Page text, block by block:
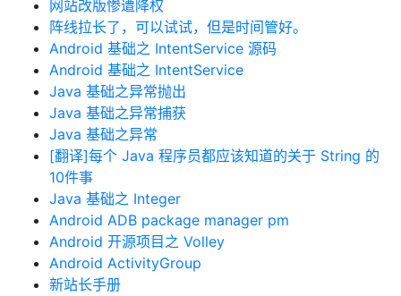
网站改版惨遭降权
阵线拉长了，可以试试，但是时间管好。
Android 基础之 IntentService 源码
Android 基础之 IntentService
Java 基础之异常抛出
Java 基础之异常捕获
Java 基础之异常
[翻译]每个 Java 程序员都应该知道的关于 String 的
10件事
Java 基础之 Integer
Android ADB package manager pm
Android 开源项目之 Volley
Android ActivityGroup
新站长手册